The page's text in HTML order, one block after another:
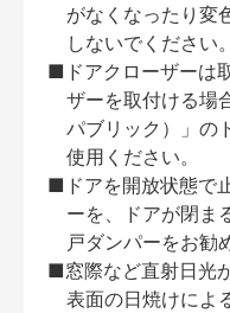
がなくなったり変
しないでください。
■ドアクローザーは
ザーを取付ける場
パブリック）」の
使用ください。
■ドアを開放状態で
ーを、ドアが閉ま
戸ダンパーをお勧
■窓際など直射日光
表面の日焼けによ